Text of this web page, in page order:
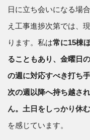
日に立ち会いになる場
え工事進捗次第では、
ります。私は常に15棟
ることもあり、金曜日
の週に対応すべき打ち
次の週以降へ持ち越さ
ん。土日をしっかり休
を感じています。